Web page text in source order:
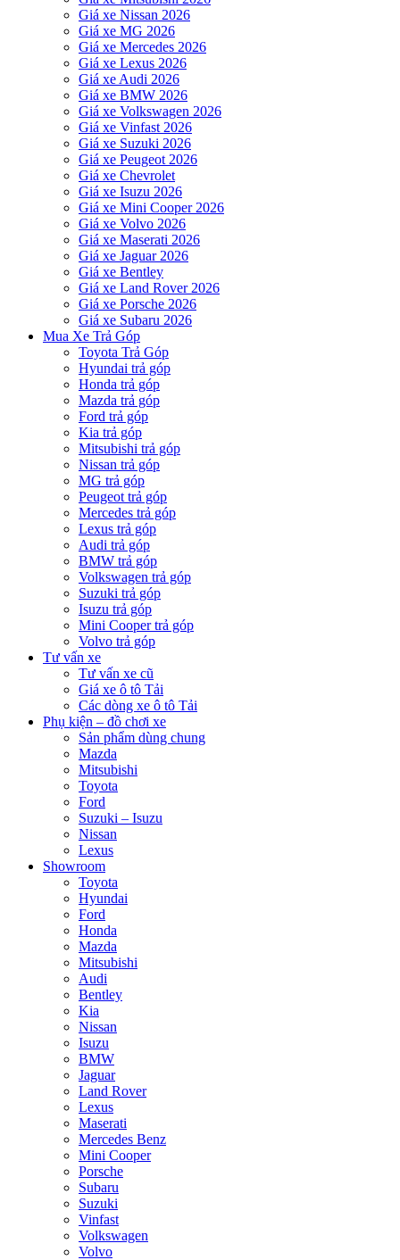
Giá xe Nissan 2026
Giá xe MG 2026
Giá xe Mercedes 2026
Giá xe Lexus 2026
Giá xe Audi 2026
Giá xe BMW 2026
Giá xe Volkswagen 2026
Giá xe Vinfast 2026
Giá xe Suzuki 2026
Giá xe Peugeot 2026
Giá xe Chevrolet
Giá xe Isuzu 2026
Giá xe Mini Cooper 2026
Giá xe Volvo 2026
Giá xe Maserati 2026
Giá xe Jaguar 2026
Giá xe Bentley
Giá xe Land Rover 2026
Giá xe Porsche 2026
Giá xe Subaru 2026
Mua Xe Trả Góp
Toyota Trả Góp
Hyundai trả góp
Honda trả góp
Mazda trả góp
Ford trả góp
Kia trả góp
Mitsubishi trả góp
Nissan trả góp
MG trả góp
Peugeot trả góp
Mercedes trả góp
Lexus trả góp
Audi trả góp
BMW trả góp
Volkswagen trả góp
Suzuki trả góp
Isuzu trả góp
Mini Cooper trả góp
Volvo trả góp
Tư vấn xe
Tư vấn xe cũ
Giá xe ô tô Tải
Các dòng xe ô tô Tải
Phụ kiện – đồ chơi xe
Sản phẩm dùng chung
Mazda
Mitsubishi
Toyota
Ford
Suzuki – Isuzu
Nissan
Lexus
Showroom
Toyota
Hyundai
Ford
Honda
Mazda
Mitsubishi
Audi
Bentley
Kia
Nissan
Isuzu
BMW
Jaguar
Land Rover
Lexus
Maserati
Mercedes Benz
Mini Cooper
Porsche
Subaru
Suzuki
Vinfast
Volkswagen
Volvo